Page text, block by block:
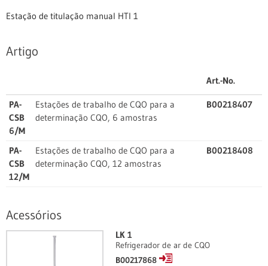
Estação de titulação manual HTI 1
Artigo
Art.-No.
PA-
CSB
6/M
Estações de trabalho de CQO para a
determinação CQO, 6 amostras
B00218407
PA-
CSB
12/M
Estações de trabalho de CQO para a
determinação CQO, 12 amostras
B00218408
Acessórios
LK 1
Refrigerador de ar de CQO
B00217868